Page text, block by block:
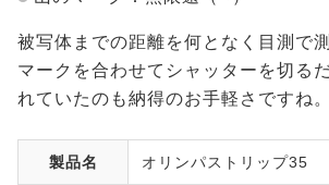
被写体までの距離を何となく目測で
マークを合わせてシャッターを切る
れていたのも納得のお手軽さですね。
製品名 オリンパストリップ35